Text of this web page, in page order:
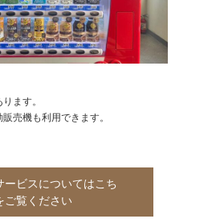
ます。
売機も利用できます。
ービスについてはこち
ご覧ください